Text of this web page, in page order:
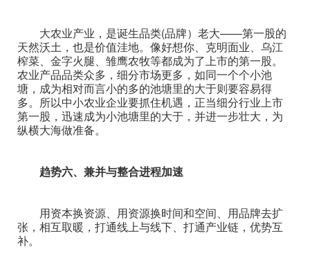
大农业产业，是诞生品类(品牌）老大——第一股的
天然沃土，也是价值洼地。像好想你、克明面业、乌江
榨菜、金字火腿、雏鹰农牧等都成为了上市的第一股。
农业产品品类众多，细分市场更多，如同一个个小池
塘，成为相对而言小的多的池塘里的大于则要容易得
多。所以中小农业企业要抓住机遇，正当细分行业上市
第一股，迅速成为小池塘里的大于，并进一步壮大，为
纵横大海做准备。
趋势六、兼并与整合进程加速
用资本换资源、用资源换时间和空间、用品牌去扩
张，相互取暖，打通线上与线下、打通产业链，优势互
补。